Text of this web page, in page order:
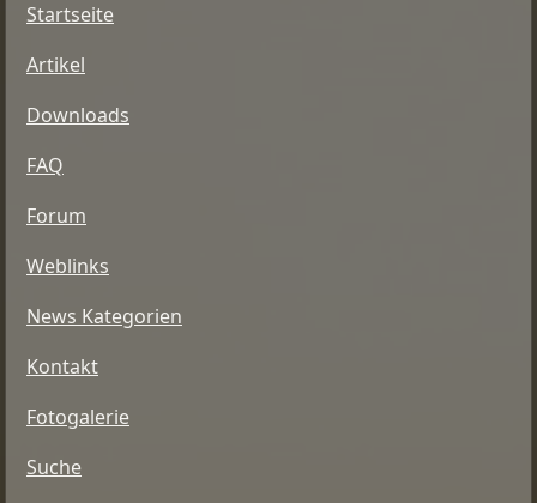
Startseite
Artikel
Downloads
FAQ
Forum
Weblinks
News Kategorien
Kontakt
Fotogalerie
Suche